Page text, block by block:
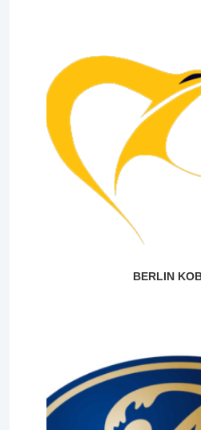
BERLIN